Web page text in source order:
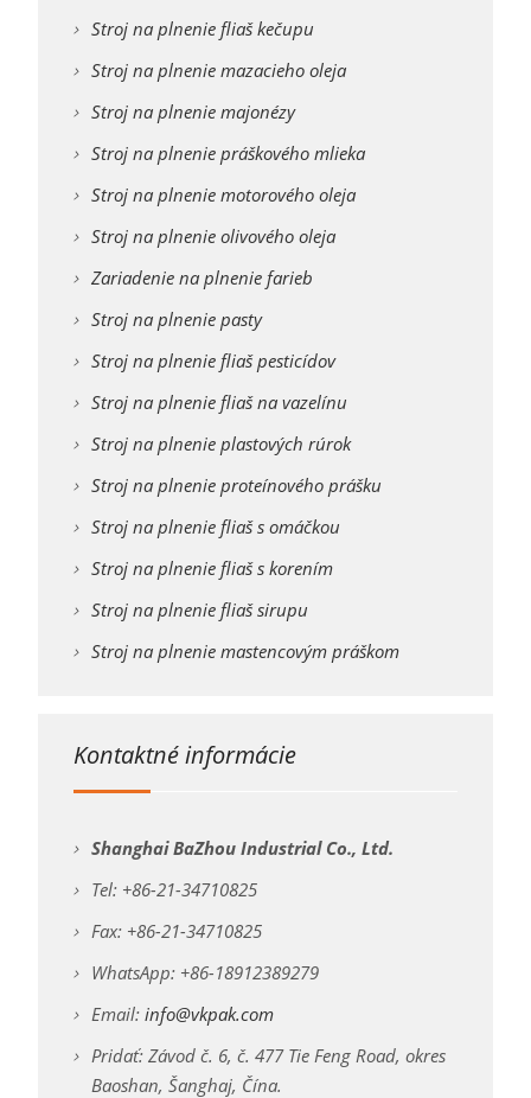
Stroj na plnenie fliaš kečupu
Stroj na plnenie mazacieho oleja
Stroj na plnenie majonézy
Stroj na plnenie práškového mlieka
Stroj na plnenie motorového oleja
Stroj na plnenie olivového oleja
Zariadenie na plnenie farieb
Stroj na plnenie pasty
Stroj na plnenie fliaš pesticídov
Stroj na plnenie fliaš na vazelínu
Stroj na plnenie plastových rúrok
Stroj na plnenie proteínového prášku
Stroj na plnenie fliaš s omáčkou
Stroj na plnenie fliaš s korením
Stroj na plnenie fliaš sirupu
Stroj na plnenie mastencovým práškom
Kontaktné informácie
Shanghai BaZhou Industrial Co., Ltd.
Tel: +86-21-34710825
Fax: +86-21-34710825
WhatsApp: +86-18912389279
Email: info@vkpak.com
Pridať: Závod č. 6, č. 477 Tie Feng Road, okres
Baoshan, Šanghaj, Čína.